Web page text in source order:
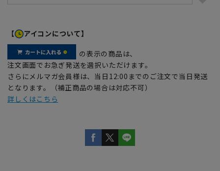
【 アイコンについて】
の表示の商品は、
注文画面でお急ぎ発送を選択いただけます。
さらにメルマガ会員様は、当日12:00までのご注文で当日発送
となります。（補正商品の場合は対応不可）
詳しくはこちら